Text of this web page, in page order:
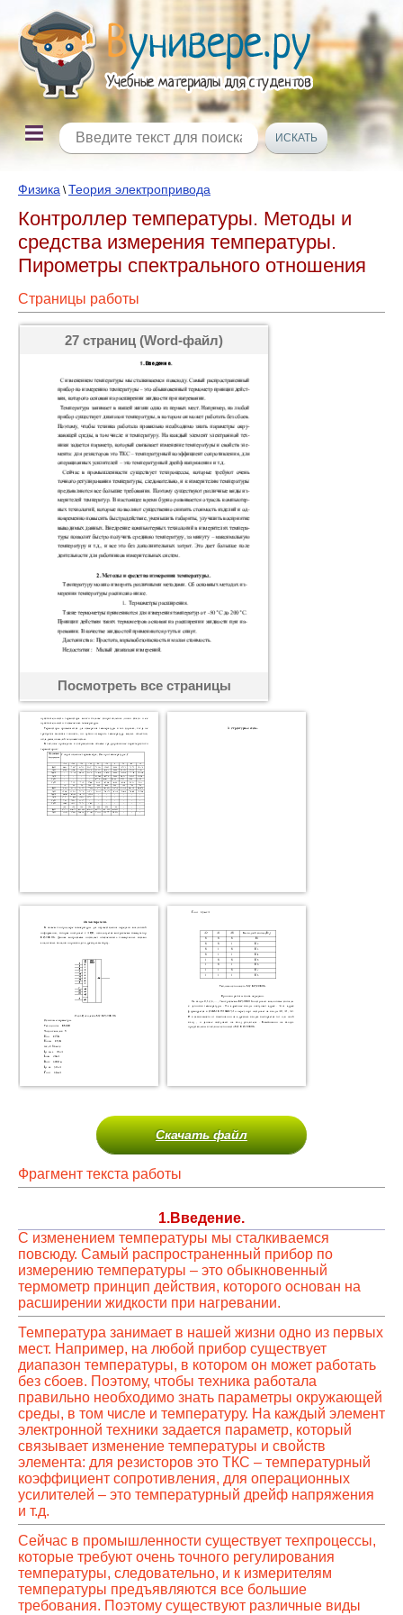
Физика \Теория электропривода
Контроллер температуры. Методы и
средства измерения температуры.
Пирометры спектрального отношения
Страницы работы
27 страниц (Word-файл)
Посмотреть все страницы
Скачать файл
Фрагмент текста работы
1.Введение.
С изменением температуры мы сталкиваемся
повсюду. Самый распространенный прибор по
измерению температуры – это обыкновенный
термометр принцип действия, которого основан на
расширении жидкости при нагревании.
Температура занимает в нашей жизни одно из первых
мест. Например, на любой прибор существует
диапазон температуры, в котором он может работать
без сбоев. Поэтому, чтобы техника работала
правильно необходимо знать параметры окружающей
среды, в том числе и температуру. На каждый элемент
электронной техники задается параметр, который
связывает изменение температуры и свойств
элемента: для резисторов это ТКС – температурный
коэффициент сопротивления, для операционных
усилителей – это температурный дрейф напряжения
и т.д.
Сейчас в промышленности существует техпроцессы,
которые требуют очень точного регулирования
температуры, следовательно, и к измерителям
температуры предъявляются все большие
требования. Поэтому существуют различные виды